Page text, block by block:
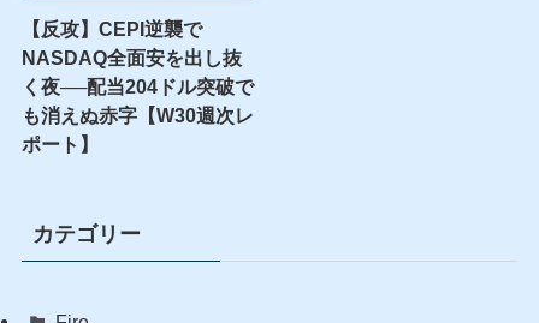
CMAが1998年・2011年・
2026年を実測データで検証